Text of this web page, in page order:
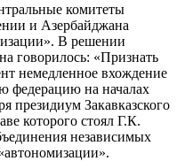
комитеты
и Азербайджана
В решении
говорилось: «Признать
немедленное вхождение
федерацию на началах
президиум Закавказского
которого стоял Г.К.
независимых